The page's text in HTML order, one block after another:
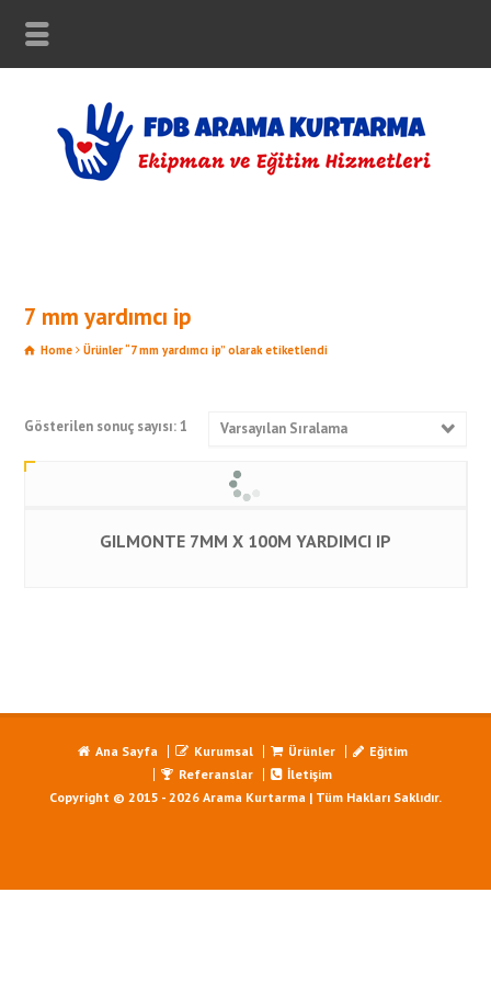
7 mm yardımcı ip
Home Ürünler “7 mm yardımcı ip” olarak etiketlendi
Gösterilen sonuç sayısı: 1 Varsayılan Sıralama
GILMONTE 7MM X 100M YARDIMCI IP
Ana Sayfa Kurumsal Ürünler
Eğitim
Referanslar
İletişim
Copyright © 2015 - 2026 Arama Kurtarma | Tüm Hakları Saklıdır.